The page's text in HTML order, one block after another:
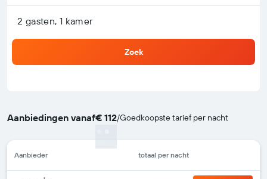
2 gasten, 1 kamer
Zoek
Aanbiedingen vanaf€ 112/Goedkoopste tarief per nacht
Aanbieder totaal per nacht